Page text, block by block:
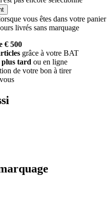
vous êtes dans votre panier
livrés sans marquage
€ 500
grâce à votre BAT
plus tard ou en ligne
de votre bon à tirer